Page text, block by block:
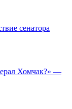
сенатора
Хомчак?» —